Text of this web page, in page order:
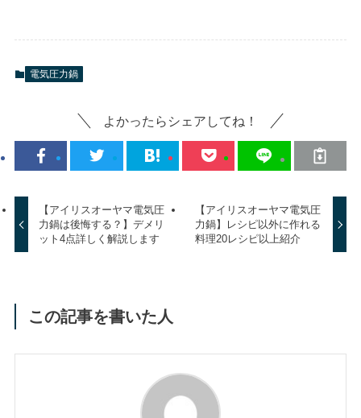
電気圧力鍋
よかったらシェアしてね！
【アイリスオーヤマ電気圧
力鍋は後悔する？】デメリ
ット4点詳しく解説します
【アイリスオーヤマ電気圧
力鍋】レシピ以外に作れる
料理20レシピ以上紹介
この記事を書いた人